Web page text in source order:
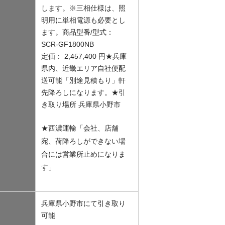
します。
※三相仕様は、照
明用に単相電源も必要とし
ます。 商品型番/型式：
SCR-GF1800NB
定価： 2,457,400 円★兵庫
県内、近畿エリア自社便配
送可能「別途見積もり」軒
先降ろしになります。 ★引
き取り場所 兵庫県小野市
★西濃運輸「会社、店舗
宛、荷降ろしができない場
合には営業所止めになりま
す」
兵庫県小野市にて引き取り
可能